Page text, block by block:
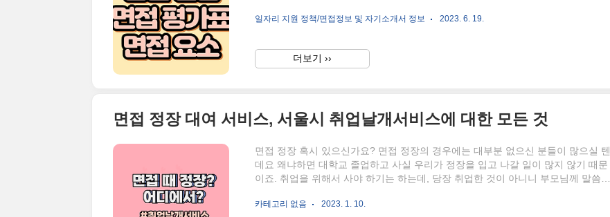
관들은 뭘 적는 거지?"라는 궁금증이 있어 네이버나 구글에 검색도 해봤었던 것 같
야 할 항목을 면접관님께 배부하고, 면접 대기실 안내도 해보고, 그리고 모의면접도
진행 보았던 제가 여러분들에게, 어떤 평가항목이 있는지 공개하려고 합니다. 지금
일자리 지원 정책/면접정보 및 자기소개서 정보 2023. 6. 19.
더보기 ››
면접 정장 대여 서비스, 서울시 취업날개서비스에 대한 모든 것
면접 정장 혹시 있으신가요? 면접 정장의 경우에는 대부분 없으신 분들이 많으실 텐
데요 왜냐하면 대학교 졸업하고 사실 우리가 정장을 입고 나갈 일이 많지 않기 때문
이죠. 취업을 위해서 사야 하기는 하는데, 당장 취업한 것이 아니니 부모님께 말씀드
찾아본 오늘의 주제는 "면접 정장"입니다 면접 정장이 대여할 수 있다면 참 좋겠죠?
카테고리 없음 2023. 1. 10.